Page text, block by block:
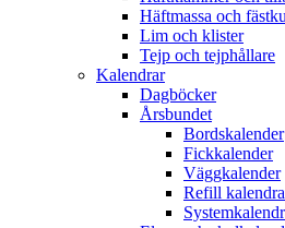
Häftmassa och
Lim och klister
Tejp och tejphållare
Kalendrar
Dagböcker
Årsbundet
Bordskalender
Fickkalender
Väggkalender
Refill